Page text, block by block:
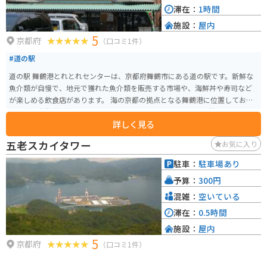
京都府 5 （口コミ1件）
#道の駅
道の駅 舞鶴港とれとれセンターは、京都府舞鶴市にある道の駅です。新鮮な
魚介類が自慢で、地元で獲れた魚介類を販売する市場や、海鮮丼や寿司など
が楽しめる飲食店があります。 海の京都の拠点となる舞鶴港に位置してお
り、海上自衛隊の艦艇を見学できる tours も人気です。また、併設されている
京都府漁業資料館では、漁業の歴史や文化を学ぶことができます。 バイクで
訪れる場合、道の駅には広い駐車場が完備されているので安心です。周辺に
は、五老ヶ岳公園など、風光明媚な観光スポットも多いので、ツーリングの
拠点としてもおすすめです。 名産品としては、舞鶴かまぼこや、肉厚で脂の
のりが抜群の舞鶴ぐじ（甘鯛）などが有名です。
詳しく見る
滞在： 1時間
施設： 屋内
五老スカイタワー お気に入り
京都府 5 （口コミ1件）
駐車： 駐車場あり
予算： 300円
混雑： 空いている
滞在： 0.5時間
施設： 屋内